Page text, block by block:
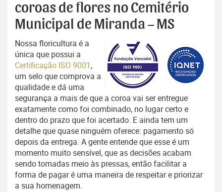
coroas de flores no Cemitério
Municipal de Miranda – MS
Nossa floricultura é a
única que possui a
Certificação ISO 9001,
um selo que comprova a
qualidade e dá uma
segurança a mais de que a coroa vai ser entregue
exatamente como foi combinado, no lugar certo e
dentro do prazo que foi acertado. E ainda tem um
detalhe que quase ninguém oferece: pagamento só
depois da entrega. A gente entende que esse é um
momento muito sensível, que as decisões acabam
sendo tomadas meio às pressas, então facilitar a
forma de pagar é uma maneira de respeitar e priorizar
a sua homenagem.